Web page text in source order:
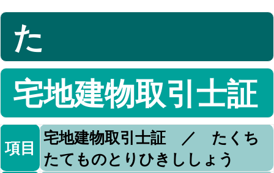
た
宅地建物取引士証
項目 宅地建物取引士証 ／ たくち
たてものとりひきししょう